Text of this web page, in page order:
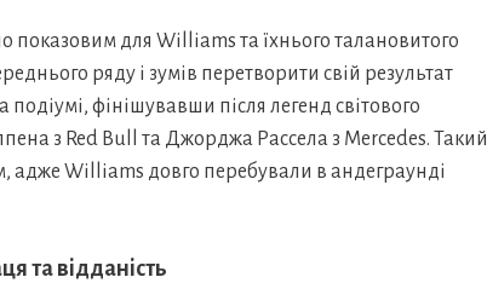
показовим для Williams та їхнього талановитого
ряду і зумів перетворити свій результат
подіумі, фінішувавши після легенд світового
з Red Bull та Джорджа Рассела з Mercedes. Такий
адже Williams довго перебували в андеграунді
та відданість